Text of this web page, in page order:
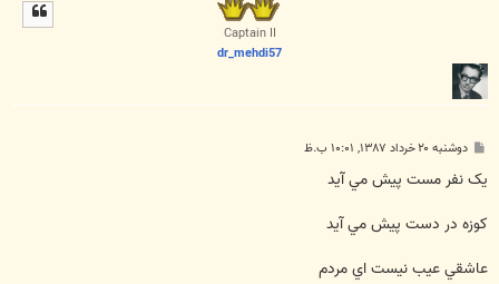
Captain II
dr_mehdi57
پ
ت
دوشنبه ۲۰ خرداد ۱۳۸۷, ۱۰:۰۱ ب.ظ
يک نفر مست پيش مي آيد
کوزه در دست پيش مي آيد
عاشقي عيب نيست اي مردم